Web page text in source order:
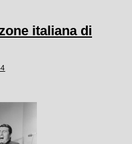
italiana di